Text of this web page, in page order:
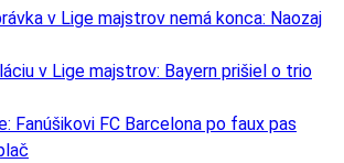
v Lige majstrov nemá konca: Naozaj
v Lige majstrov: Bayern prišiel o trio
Fanúšikovi FC Barcelona po faux pas